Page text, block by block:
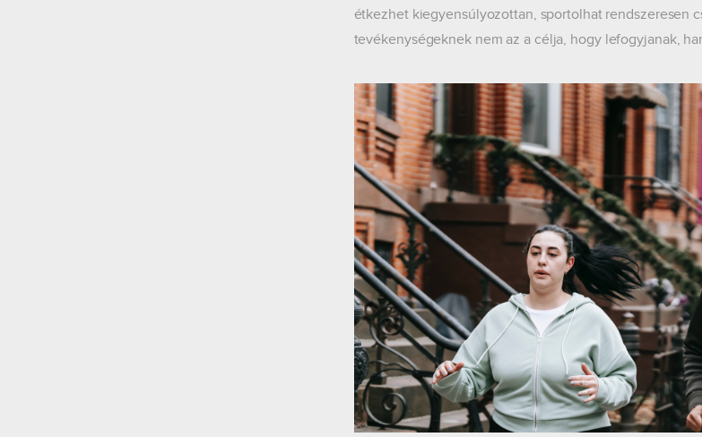
étkezhet kiegyensúlyozottan, sportolhat rendszeresen
tevékenységeknek nem az a célja, hogy lefogyjanak,